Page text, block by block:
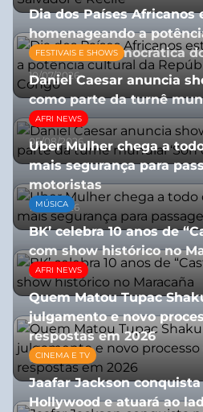
Dia dos Países Africanos
homenageando a
República Democrática
10/07/2026
FESTIVAIS E SHOWS
Daniel Caesar anuncia
como parte da turnê
Spergy’
05/08/2026
AFRI NEWS
Uber Mulher chega a
mais segurança para
motoristas
10/07/2026
MÚSICA
BK’ celebra 10 anos de
com show histórico no
06/08/2026
AFRI NEWS
Quem Matou Tupac
julgamento e novo
respostas em 2026
05/08/2026
CINEMA E TV
Jaafar Jackson
Hollywood e atuará ao